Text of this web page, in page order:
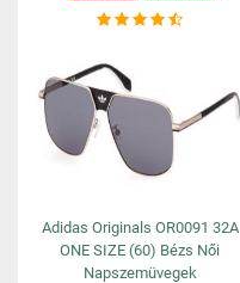
Adidas Originals OR0091 32A
ONE SIZE (60) Bézs Női
Napszemüvegek